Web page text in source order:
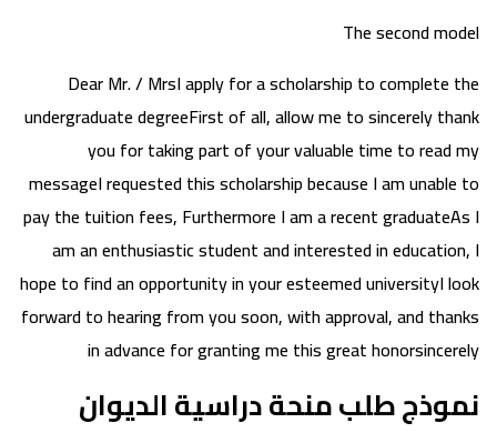
The second model
Dear Mr. / MrsI apply for a scholarship to complete the
undergraduate degreeFirst of all, allow me to sincerely thank
you for taking part of your valuable time to read my
messageI requested this scholarship because I am unable to
pay the tuition fees, Furthermore I am a recent graduateAs I
am an enthusiastic student and interested in education, I
hope to find an opportunity in your esteemed universityI look
forward to hearing from you soon, with approval, and thanks
in advance for granting me this great honorsincerely
نموذج طلب منحة دراسية الديوان